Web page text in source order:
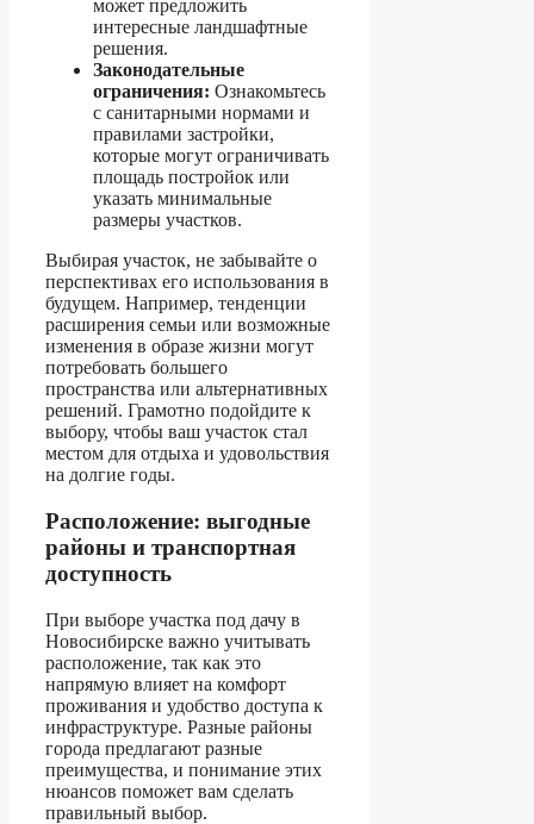
может предложить
интересные ландшафтные
решения.
Законодательные
ограничения: Ознакомьтесь
с санитарными нормами и
правилами застройки,
которые могут ограничивать
площадь постройок или
указать минимальные
размеры участков.
Выбирая участок, не забывайте о
перспективах его использования в
будущем. Например, тенденции
расширения семьи или возможные
изменения в образе жизни могут
потребовать большего
пространства или альтернативных
решений. Грамотно подойдите к
выбору, чтобы ваш участок стал
местом для отдыха и удовольствия
на долгие годы.
Расположение: выгодные
районы и транспортная
доступность
При выборе участка под дачу в
Новосибирске важно учитывать
расположение, так как это
напрямую влияет на комфорт
проживания и удобство доступа к
инфраструктуре. Разные районы
города предлагают разные
преимущества, и понимание этих
нюансов поможет вам сделать
правильный выбор.